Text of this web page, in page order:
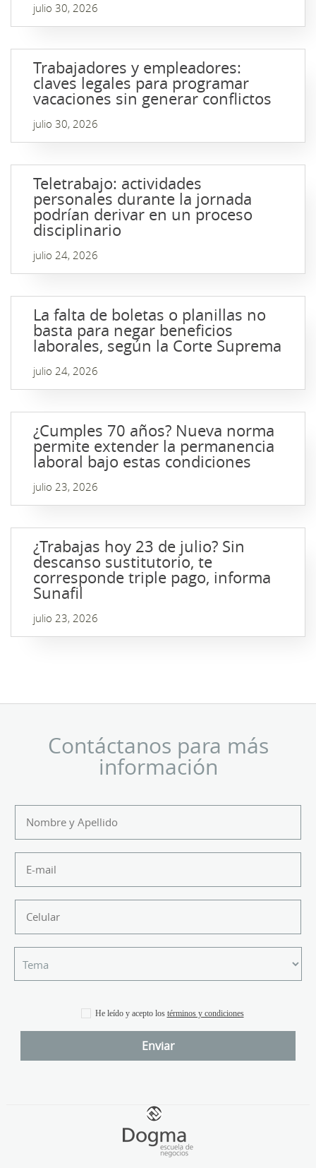
julio 30, 2026
Trabajadores y empleadores:
claves legales para programar
vacaciones sin generar conflictos
julio 30, 2026
Teletrabajo: actividades
personales durante la jornada
podrían derivar en un proceso
disciplinario
julio 24, 2026
La falta de boletas o planillas no
basta para negar beneficios
laborales, según la Corte Suprema
julio 24, 2026
¿Cumples 70 años? Nueva norma
permite extender la permanencia
laboral bajo estas condiciones
julio 23, 2026
¿Trabajas hoy 23 de julio? Sin
descanso sustitutorio, te
corresponde triple pago, informa
Sunafil
julio 23, 2026
Contáctanos para más
información
He leído y acepto los términos y condiciones